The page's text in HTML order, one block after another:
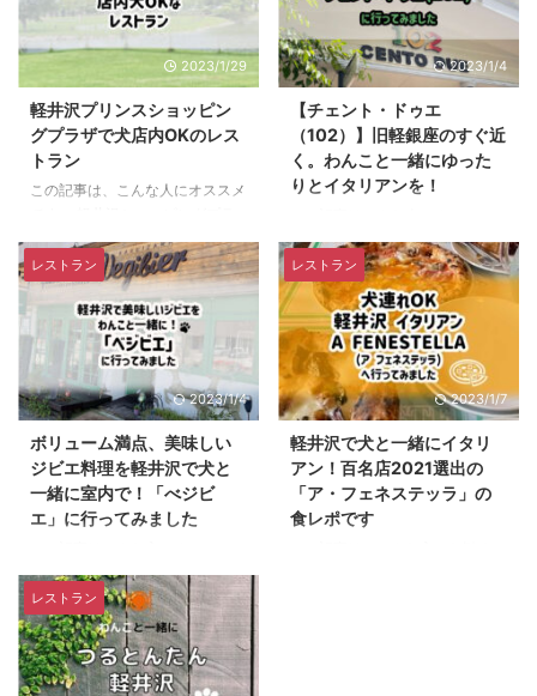
2023/1/29
軽井沢プリンスショッピン
グプラザで犬店内OKのレス
トラン
この記事は、こんな人にオススメ
ザでワンちゃんと一緒に店内で食
事を楽しみたい方 軽井沢駅周辺
で、ワンちゃんと一緒に店内で食
事を楽しみたい方 もくじ1 サクレ
フルール1.1 お店の外観1.2 店内の
様子1.3 営業時間・定休日1.4 支
払い方法1.5 予約の方法1.6 メニュ
ー1.7 サクレフルール：本日のオ
ーダー1.8 サクレフルールまとめ2
DOG DEPT + CAFE2.1 お店の外
観2.2 店内の様子2.3 営業時間・
定休日2.4 支払い方法2.5 メニュ
ー3 まとめ ...
2023/1/4
【チェント・ドゥエ
（102）】旧軽銀座のすぐ近
く。わんこと一緒にゆった
りとイタリアンを！
す。 軽井沢で犬と一緒にご飯を
食べることができるレストランを
探している方 イタリアン好きな
方 軽井沢でアットホームでゆっ
くりできるレストランを探してい
る方 軽井沢に来る度に、いつも
新しいお店を探してトライするの
が楽しみで、旅行を計画する度に
犬連れで訪問できるお店を探して
います。 そんな中、今回は旧軽
銀座の近くにある隠れ家的なイタ
リンアン「チェント・デゥエ
（102）」に行ってみました。 お
レストラン
2023/1/4
ボリューム満点、美味しい
ジビエ料理を軽井沢で犬と
一緒に室内で！「べジビ
エ」に行ってみました
す。 犬連れで軽井沢でレストラ
ンを探している人 犬連れで軽井
沢でゆっくりできるお店を探して
いる人 ジビエを食べたい人 もく
じ1 お店の基本情報1.1 店舗1.2 ア
クセス1.3 営業時間・定休日1.4
レストラン
2023/1/7
軽井沢で犬と一緒にイタリ
アン！百名店2021選出の
「ア・フェネステッラ」の
食レポです
レストラン